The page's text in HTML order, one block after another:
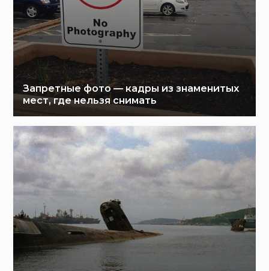
Запретные фото — кадры из знаменитых
мест, где нельзя снимать